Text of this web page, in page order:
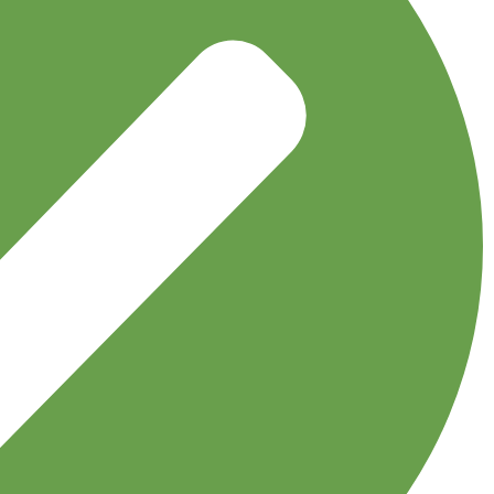
نخی طرح دار کوچک
اکسسوری
توربان
جوراب
دستبند
دستکش
دستمال گردن
دسترسی سریع
مجله نوولاشال
لیست شعب
فروشگاه
قوانین و مقررات